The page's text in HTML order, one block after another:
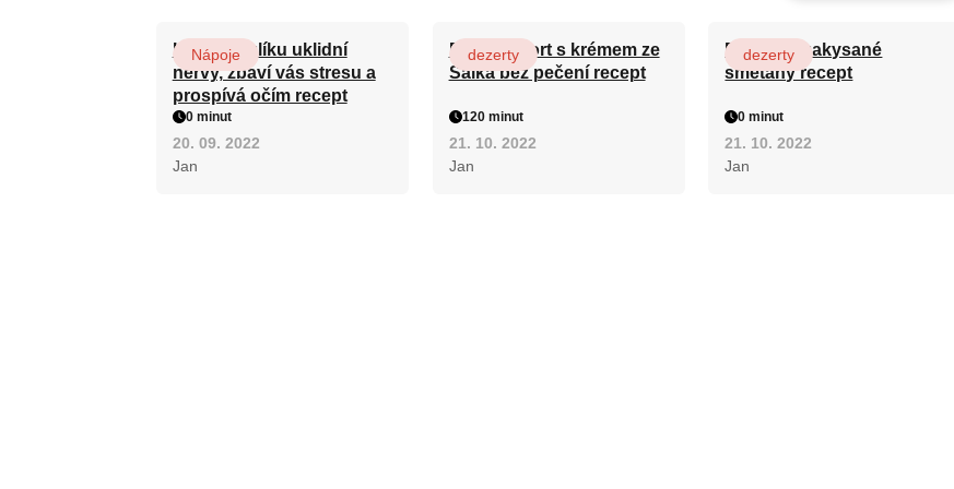
Kořen kozlíku uklidní
nervy, zbaví vás stresu a
prospívá očím recept
Nápoje
0 minut
20. 09. 2022
Jan
Patrový dort s krémem ze
Salka bez pečení recept
dezerty
120 minut
21. 10. 2022
Jan
Fánky ze zakysané
smetany recept
dezerty
0 minut
21. 10. 2022
Jan